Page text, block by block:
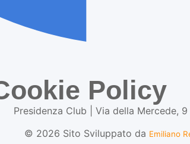
Policy
Presidenza Club | Via della Mercede, 9
© 2026 Sito Sviluppato da Emiliano